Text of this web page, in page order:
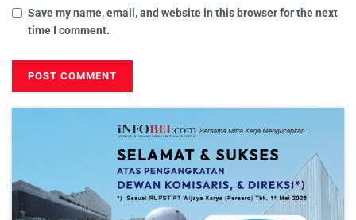
Save my name, email, and website in this browser for the next
time I comment.